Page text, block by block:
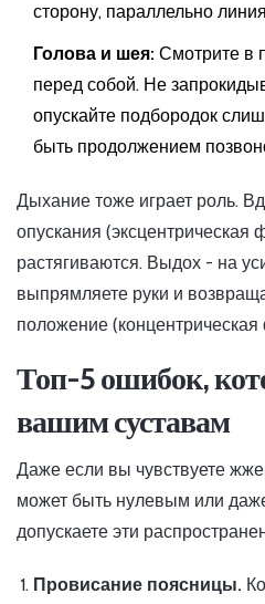
сторону, параллельно
Голова и шея: Смотрите в
перед собой. Не
опускайте подбородок
быть продолжением
Дыхание тоже играет роль.
опускания
растягиваются. Выдох - на
выпрямляете руки и
положение (концентрическая
Топ-5 ошибок,
вашим суставам
Даже если вы чувствуете
может быть нулевым или
допускаете эти
Провисание поясницы.